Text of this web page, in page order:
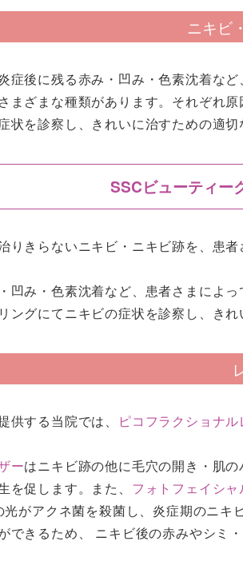
ニキビ
症後に残る赤み・凹み・色素沈着な
まざまな種類があります。それぞれ
状を診察し、きれいに治すための適切
SSCビューティー
りきらないニキビ・ニキビ跡を、患
凹み・色素沈着など、患者さまによ
ングにてニキビの症状を診察し、き
する当院では、 ピコフラクショナ
ーはニキビ跡の他に毛穴の開き・肌
を促します。また、 フォトフェイシャ
がアクネ菌を殺菌し、炎症期のニ
できるため、 ニキビ後の赤みやシミ